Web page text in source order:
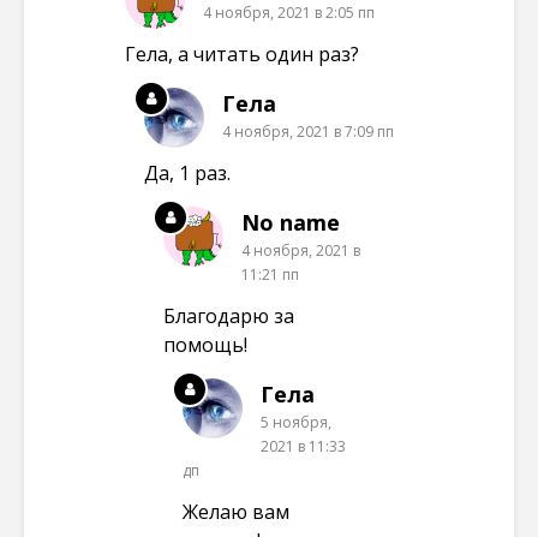
4 ноября, 2021 в 2:05 пп
Гела, а читать один раз?
Гела
4 ноября, 2021 в 7:09 пп
Да, 1 раз.
No name
4 ноября, 2021 в
11:21 пп
Благодарю за
помощь!
Гела
5 ноября,
2021 в 11:33
дп
Желаю вам